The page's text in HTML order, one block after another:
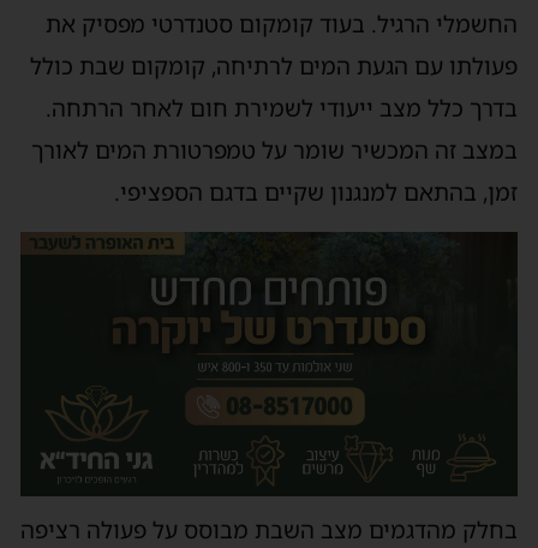
החשמלי הרגיל. בעוד קומקום סטנדרטי מפסיק את
פעולתו עם הגעת המים לרתיחה, קומקום שבת כולל
בדרך כלל מצב ייעודי לשמירת חום לאחר הרתחה.
במצב זה המכשיר שומר על טמפרטורת המים לאורך
זמן, בהתאם למנגנון שקיים בדגם הספציפי.
בחלק מהדגמים מצב השבת מבוסס על פעולה רציפה